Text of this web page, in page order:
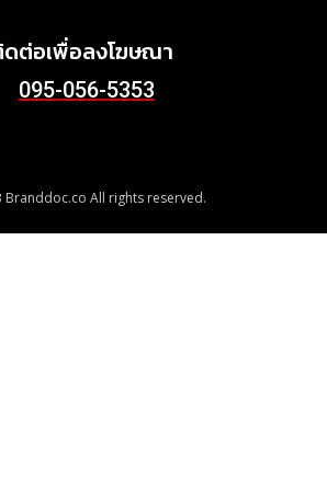
ต่อเพื่อลงโฆษณา
095-056-5353
Branddoc.co All rights reserved.